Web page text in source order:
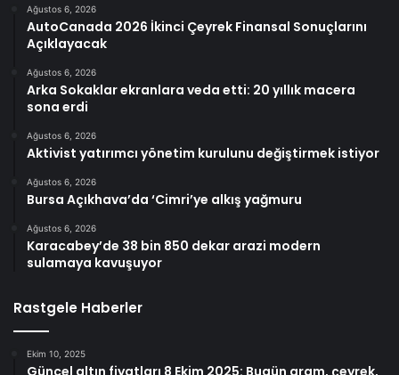
Ağustos 6, 2026
AutoCanada 2026 İkinci Çeyrek Finansal Sonuçlarını
Açıklayacak
Ağustos 6, 2026
Arka Sokaklar ekranlara veda etti: 20 yıllık macera
sona erdi
Ağustos 6, 2026
Aktivist yatırımcı yönetim kurulunu değiştirmek istiyor
Ağustos 6, 2026
Bursa Açıkhava’da ‘Cimri’ye alkış yağmuru
Ağustos 6, 2026
Karacabey’de 38 bin 850 dekar arazi modern
sulamaya kavuşuyor
Rastgele Haberler
Ekim 10, 2025
Güncel altın fiyatları 8 Ekim 2025: Bugün gram, çeyrek,